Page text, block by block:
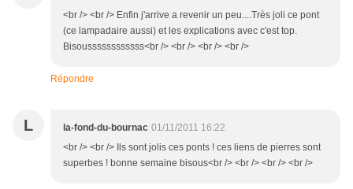
<br /> <br /> Enfin j'arrive a revenir un peu....Très joli ce pont
(ce lampadaire aussi) et les explications avec c'est top.
Bisoussssssssssss<br /> <br /> <br /> <br />
Répondre
L la-fond-du-bournac 01/11/2011 16:22
<br /> <br /> Ils sont jolis ces ponts ! ces liens de pierres sont
superbes ! bonne semaine bisous<br /> <br /> <br /> <br />